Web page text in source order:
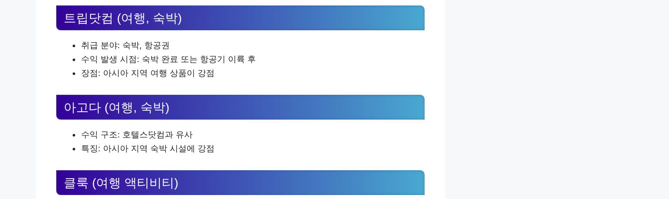
트립닷컴 (여행, 숙박)
취급 분야: 숙박, 항공권
수익 발생 시점: 숙박 완료 또는 항공기 이륙 후
장점: 아시아 지역 여행 상품이 강점
아고다 (여행, 숙박)
수익 구조: 호텔스닷컴과 유사
특징: 아시아 지역 숙박 시설에 강점
클룩 (여행 액티비티)